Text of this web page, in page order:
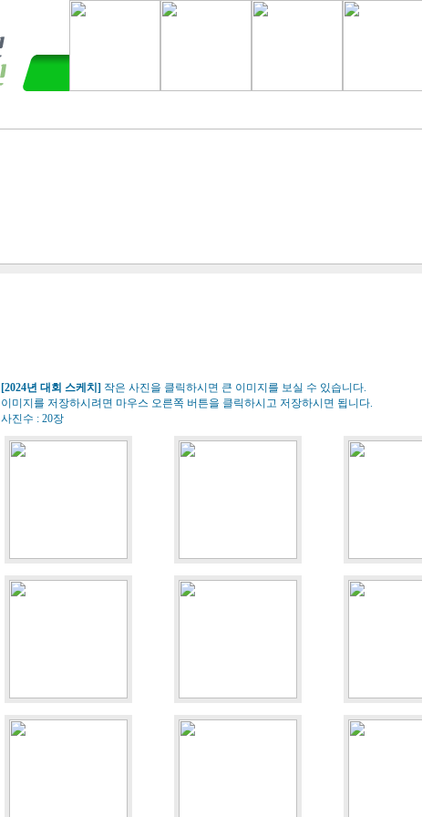
[2024년 대회 스케치] 작은 사진을 클릭하시면 큰 이미지를 보실 수 있습니다.
이미지를 저장하시려면 마우스 오른쪽 버튼을 클릭하시고 저장하시면 됩니다.
사진수 : 20장